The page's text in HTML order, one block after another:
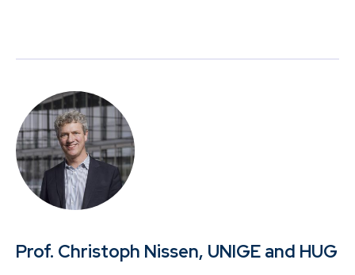
Prof. Christoph Nissen, UNIGE and HUG